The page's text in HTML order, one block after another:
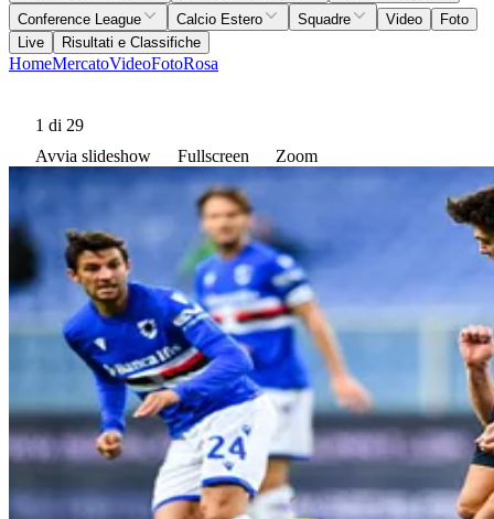
Conference League
Calcio Estero Squadre Video
Foto
Live
Risultati e Classifiche
HomeMercatoVideoFotoRosa
1 di 29
Avvia slideshow
Fullscreen Zoom